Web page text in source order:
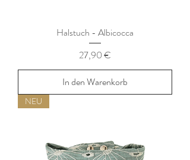
Halstuch - Albicocca
Preis
27,90 €
In den Warenkorb
NEU